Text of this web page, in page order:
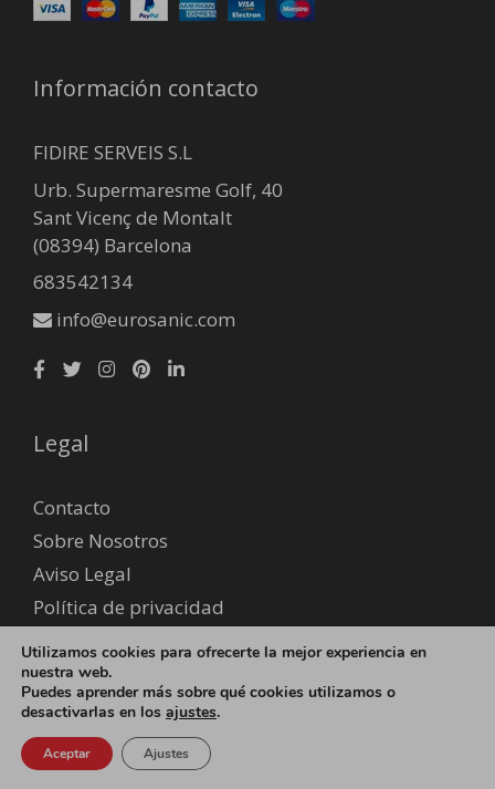
Información contacto
FIDIRE SERVEIS S.L
Urb. Supermaresme Golf, 40
Sant Vicenç de Montalt
(08394) Barcelona
683542134
info@eurosanic.com
Legal
Contacto
Sobre Nosotros
Aviso Legal
Política de privacidad
Formas de pago
© 2026 EUROSANIC - Fidire Serveis S.L B65818841 -
de cookies
Utilizamos cookies para ofrecerte la mejor experiencia en
nuestra web.
Puedes aprender más sobre qué cookies utilizamos o
desactivarlas en los ajustes.
Aceptar Ajustes